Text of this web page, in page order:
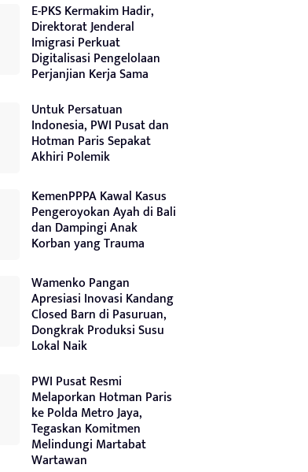
E-PKS Kermakim Hadir,
Direktorat Jenderal
Imigrasi Perkuat
Digitalisasi Pengelolaan
Perjanjian Kerja Sama
Untuk Persatuan
Indonesia, PWI Pusat dan
Hotman Paris Sepakat
Akhiri Polemik
KemenPPPA Kawal Kasus
Pengeroyokan Ayah di Bali
dan Dampingi Anak
Korban yang Trauma
Wamenko Pangan
Apresiasi Inovasi Kandang
Closed Barn di Pasuruan,
Dongkrak Produksi Susu
Lokal Naik
PWI Pusat Resmi
Melaporkan Hotman Paris
ke Polda Metro Jaya,
Tegaskan Komitmen
Melindungi Martabat
Wartawan